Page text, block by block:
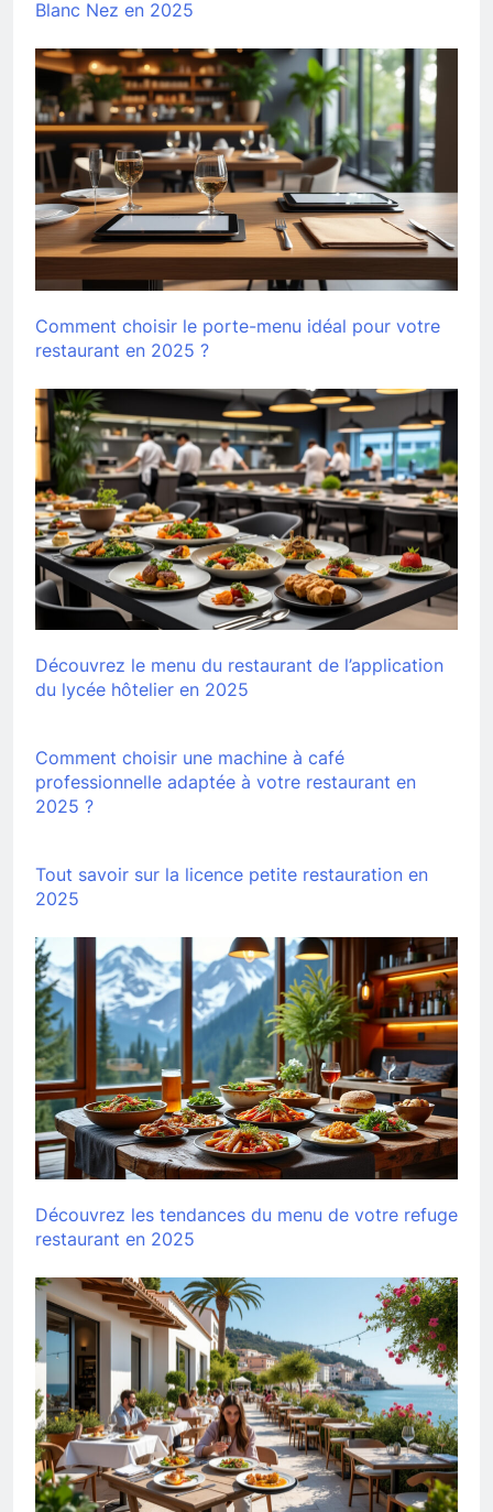
Blanc Nez en 2025
Comment choisir le porte-menu idéal pour votre
restaurant en 2025 ?
Découvrez le menu du restaurant de l’application
du lycée hôtelier en 2025
Comment choisir une machine à café
professionnelle adaptée à votre restaurant en
2025 ?
Tout savoir sur la licence petite restauration en
2025
Découvrez les tendances du menu de votre refuge
restaurant en 2025